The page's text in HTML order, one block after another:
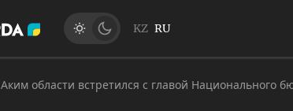
KZ RU
Аким области встретился с главой Национального